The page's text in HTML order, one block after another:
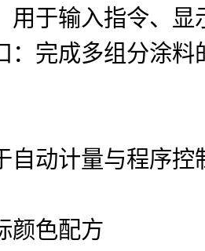
用于输入指令、显
：完成多组分涂料
自动计量与程序
颜色配方